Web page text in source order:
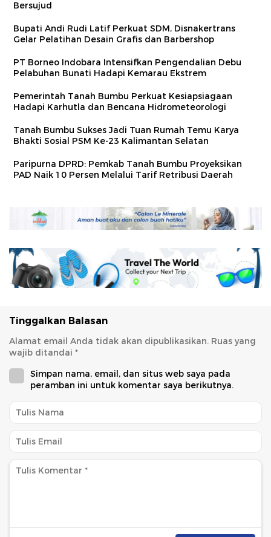
Bersujud
Bupati Andi Rudi Latif Perkuat SDM, Disnakertrans
Gelar Pelatihan Desain Grafis dan Barbershop
PT Borneo Indobara Intensifkan Pengendalian Debu
Pelabuhan Bunati Hadapi Kemarau Ekstrem
Pemerintah Tanah Bumbu Perkuat Kesiapsiagaan
Hadapi Karhutla dan Bencana Hidrometeorologi
Tanah Bumbu Sukses Jadi Tuan Rumah Temu Karya
Bhakti Sosial PSM Ke-23 Kalimantan Selatan
Paripurna DPRD: Pemkab Tanah Bumbu Proyeksikan
PAD Naik 10 Persen Melalui Tarif Retribusi Daerah
Tinggalkan Balasan
Alamat email Anda tidak akan dipublikasikan. Ruas yang
wajib ditandai *
Simpan nama, email, dan situs web saya pada
peramban ini untuk komentar saya berikutnya.